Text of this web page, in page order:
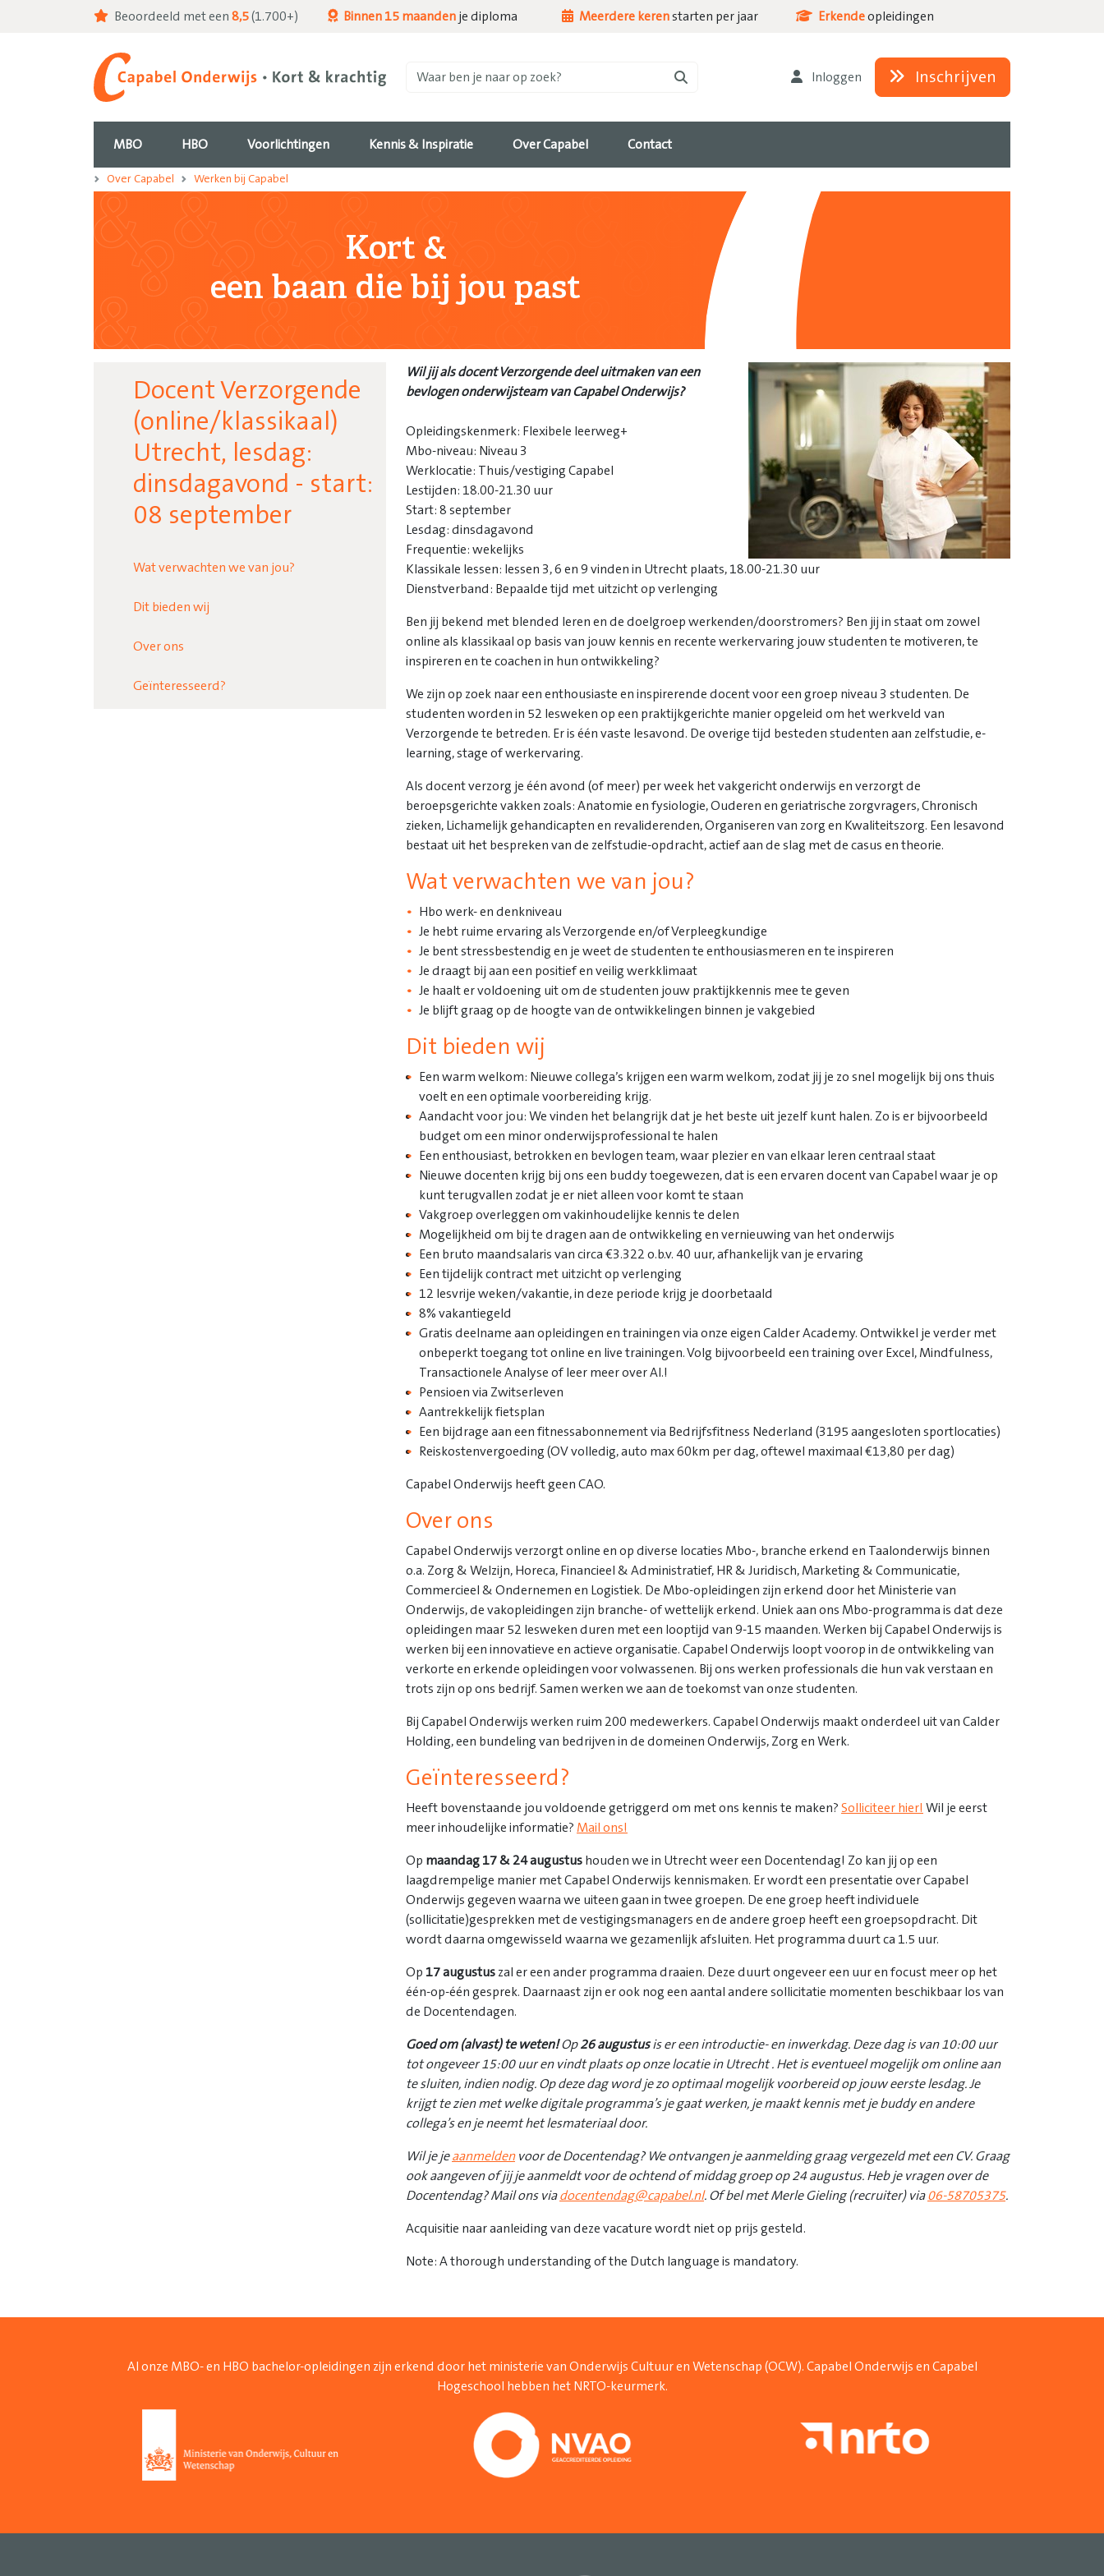
Waar ben je naar op zoek? Inloggen Inschrijven
MBO HBO Voorlichtingen Kennis & Inspiratie Over Capabel Contact
Beoordeeld met een 8,5(1.700+) Binnen 15 maanden je diploma Meerdere kerenstarten per jaar Erkendeopleidingen
Over Capabel Werken bij Capabel
Kort &
een baan die bij jou past
Docent Verzorgende
(online/klassikaal)
Utrecht, lesdag:
dinsdagavond - start:
08 september
Wat verwachten we van jou?
Dit bieden wij
Over ons
Geïnteresseerd?
Wil jij als docent Verzorgende deel uitmaken van een
bevlogen onderwijsteam van Capabel Onderwijs?
Opleidingskenmerk: Flexibele leerweg+
Mbo-niveau: Niveau 3
Werklocatie: Thuis/vestiging Capabel
Lestijden: 18.00-21.30 uur
Start: 8 september
Lesdag: dinsdagavond
Frequentie: wekelijks
Klassikale lessen: lessen 3, 6 en 9 vinden in Utrecht plaats, 18.00-21.30 uur
Dienstverband: Bepaalde tijd met uitzicht op verlenging
Ben jij bekend met blended leren en de doelgroep werkenden/doorstromers? Ben jij in staat om zowel
online als klassikaal op basis van jouw kennis en recente werkervaring jouw studenten te motiveren, te
inspireren en te coachen in hun ontwikkeling?
We zijn op zoek naar een enthousiaste en inspirerende docent voor een groep niveau 3 studenten. De
studenten worden in 52 lesweken op een praktijkgerichte manier opgeleid om het werkveld van
Verzorgende te betreden. Er is één vaste lesavond. De overige tijd besteden studenten aan zelfstudie, e-
learning, stage of werkervaring.
Als docent verzorg je één avond (of meer) per week het vakgericht onderwijs en verzorgt de
beroepsgerichte vakken zoals: Anatomie en fysiologie, Ouderen en geriatrische zorgvragers, Chronisch
zieken, Lichamelijk gehandicapten en revaliderenden, Organiseren van zorg en Kwaliteitszorg. Een lesavond
bestaat uit het bespreken van de zelfstudie-opdracht, actief aan de slag met de casus en theorie.
Wat verwachten we van jou?
Hbo werk- en denkniveau
Je hebt ruime ervaring als Verzorgende en/of Verpleegkundige
Je bent stressbestendig en je weet de studenten te enthousiasmeren en te inspireren
Je draagt bij aan een positief en veilig werkklimaat
Je haalt er voldoening uit om de studenten jouw praktijkkennis mee te geven
Je blijft graag op de hoogte van de ontwikkelingen binnen je vakgebied
Dit bieden wij
Een warm welkom: Nieuwe collega’s krijgen een warm welkom, zodat jij je zo snel mogelijk bij ons thuis
voelt en een optimale voorbereiding krijg.
Aandacht voor jou: We vinden het belangrijk dat je het beste uit jezelf kunt halen. Zo is er bijvoorbeeld
budget om een minor onderwijsprofessional te halen
Een enthousiast, betrokken en bevlogen team, waar plezier en van elkaar leren centraal staat
Nieuwe docenten krijg bij ons een buddy toegewezen, dat is een ervaren docent van Capabel waar je op
kunt terugvallen zodat je er niet alleen voor komt te staan
Vakgroep overleggen om vakinhoudelijke kennis te delen
Mogelijkheid om bij te dragen aan de ontwikkeling en vernieuwing van het onderwijs
Een bruto maandsalaris van circa €3.322 o.b.v. 40 uur, afhankelijk van je ervaring
Een tijdelijk contract met uitzicht op verlenging
12 lesvrije weken/vakantie, in deze periode krijg je doorbetaald
8% vakantiegeld
Gratis deelname aan opleidingen en trainingen via onze eigen Calder Academy. Ontwikkel je verder met
onbeperkt toegang tot online en live trainingen. Volg bijvoorbeeld een training over Excel, Mindfulness,
Transactionele Analyse of leer meer over AI.!
Pensioen via Zwitserleven
Aantrekkelijk fietsplan
Een bijdrage aan een fitnessabonnement via Bedrijfsfitness Nederland (3195 aangesloten sportlocaties)
Reiskostenvergoeding (OV volledig, auto max 60km per dag, oftewel maximaal €13,80 per dag)
Capabel Onderwijs heeft geen CAO.
Over ons
Capabel Onderwijs verzorgt online en op diverse locaties Mbo-, branche erkend en Taalonderwijs binnen
o.a. Zorg & Welzijn, Horeca, Financieel & Administratief, HR & Juridisch, Marketing & Communicatie,
Commercieel & Ondernemen en Logistiek. De Mbo-opleidingen zijn erkend door het Ministerie van
Onderwijs, de vakopleidingen zijn branche- of wettelijk erkend. Uniek aan ons Mbo-programma is dat deze
opleidingen maar 52 lesweken duren met een looptijd van 9-15 maanden. Werken bij Capabel Onderwijs is
werken bij een innovatieve en actieve organisatie. Capabel Onderwijs loopt voorop in de ontwikkeling van
verkorte en erkende opleidingen voor volwassenen. Bij ons werken professionals die hun vak verstaan en
trots zijn op ons bedrijf. Samen werken we aan de toekomst van onze studenten.
Bij Capabel Onderwijs werken ruim 200 medewerkers. Capabel Onderwijs maakt onderdeel uit van Calder
Holding, een bundeling van bedrijven in de domeinen Onderwijs, Zorg en Werk.
Geïnteresseerd?
Heeft bovenstaande jou voldoende getriggerd om met ons kennis te maken? Solliciteer hier! Wil je eerst
meer inhoudelijke informatie? Mail ons!
Op maandag 17 & 24 augustus houden we in Utrecht weer een Docentendag! Zo kan jij op een
laagdrempelige manier met Capabel Onderwijs kennismaken. Er wordt een presentatie over Capabel
Onderwijs gegeven waarna we uiteen gaan in twee groepen. De ene groep heeft individuele
(sollicitatie)gesprekken met de vestigingsmanagers en de andere groep heeft een groepsopdracht. Dit
wordt daarna omgewisseld waarna we gezamenlijk afsluiten. Het programma duurt ca 1.5 uur.
Op 17 augustus zal er een ander programma draaien. Deze duurt ongeveer een uur en focust meer op het
één-op-één gesprek. Daarnaast zijn er ook nog een aantal andere sollicitatie momenten beschikbaar los van
de Docentendagen.
Goed om (alvast) te weten!Op26 augustusis er een introductie- en inwerkdag. Deze dag is van 10:00 uur
tot ongeveer 15:00 uur en vindt plaats op onze locatie in Utrecht . Het is eventueel mogelijk om online aan
te sluiten, indien nodig. Op deze dag word je zo optimaal mogelijk voorbereid op jouw eerste lesdag. Je
krijgt te zien met welke digitale programma’s je gaat werken, je maakt kennis met je buddy en andere
collega’s en je neemt het lesmateriaal door.
Wil je jeaanmeldenvoor de Docentendag? We ontvangen je aanmelding graag vergezeld met een CV. Graag
ook aangeven of jij je aanmeldt voor de ochtend of middag groep op 24 augustus. Heb je vragen over de
Docentendag? Mail ons viadocentendag@capabel.nl. Of bel met Merle Gieling (recruiter) via06-58705375.
Acquisitie naar aanleiding van deze vacature wordt niet op prijs gesteld.
Note: A thorough understanding of the Dutch language is mandatory.
Al onze MBO- en HBO bachelor-opleidingen zijn erkend door het ministerie van Onderwijs Cultuur en Wetenschap (OCW). Capabel Onderwijs en Capabel
Hogeschool hebben het NRTO-keurmerk.